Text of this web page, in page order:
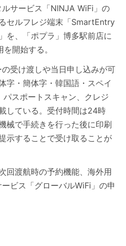
サービス「NINJA WiFi」の
セルフレジ端末「SmartEntry
を、「ポプラ」博多駅前店に
開始する。
受け渡しや当日申し込みが可
字・簡体字・韓国語・スペイ
スポートスキャン、クレジ
している。受付時間は24時
械で手続きを行った後に印刷
示することで受け取ることが
回渡航時の予約機能、海外用
ビス「グローバルWiFi」の申